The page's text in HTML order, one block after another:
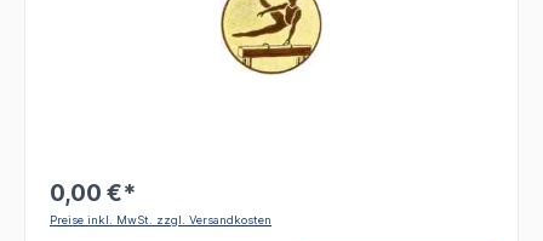
0,00 €*
Preise inkl. MwSt. zzgl. Versandkosten